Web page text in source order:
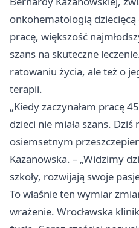
onkohematologią dziecięcą
pracę, większość
szans na skuteczne
ratowaniu życia, ale też o
terapii.
„Kiedy zaczynałam pracę
dzieci nie miała szans.
osiemsetnym
Kazanowska. – „Widzimy
szkoły, rozwijają swoje
To właśnie ten wymiar
wrażenie. Wrocławska